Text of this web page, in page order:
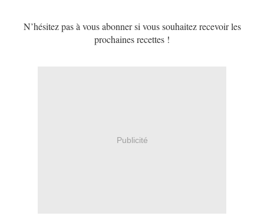
N’hésitez pas à vous abonner si vous souhaitez recevoir les
prochaines recettes !
Publicité